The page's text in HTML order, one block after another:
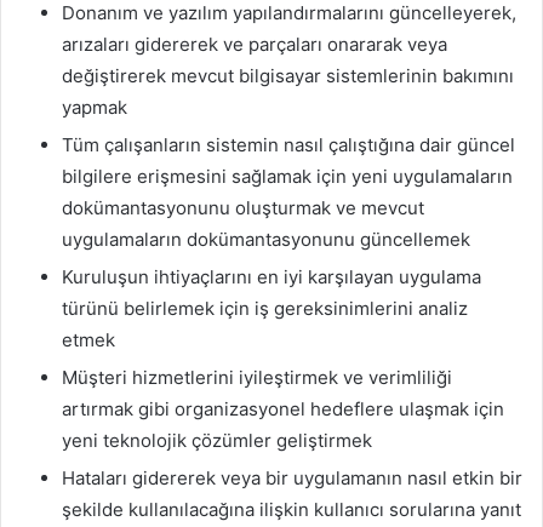
Donanım ve yazılım yapılandırmalarını güncelleyerek,
arızaları gidererek ve parçaları onararak veya
değiştirerek mevcut bilgisayar sistemlerinin bakımını
yapmak
Tüm çalışanların sistemin nasıl çalıştığına dair güncel
bilgilere erişmesini sağlamak için yeni uygulamaların
dokümantasyonunu oluşturmak ve mevcut
uygulamaların dokümantasyonunu güncellemek
Kuruluşun ihtiyaçlarını en iyi karşılayan uygulama
türünü belirlemek için iş gereksinimlerini analiz
etmek
Müşteri hizmetlerini iyileştirmek ve verimliliği
artırmak gibi organizasyonel hedeflere ulaşmak için
yeni teknolojik çözümler geliştirmek
Hataları gidererek veya bir uygulamanın nasıl etkin bir
şekilde kullanılacağına ilişkin kullanıcı sorularına yanıt